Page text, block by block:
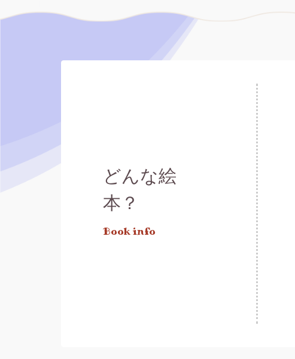
どんな絵
本？
Book info